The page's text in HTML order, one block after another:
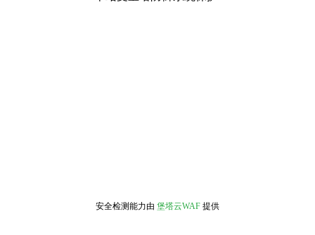
安全检测能力由 堡塔云WAF 提供